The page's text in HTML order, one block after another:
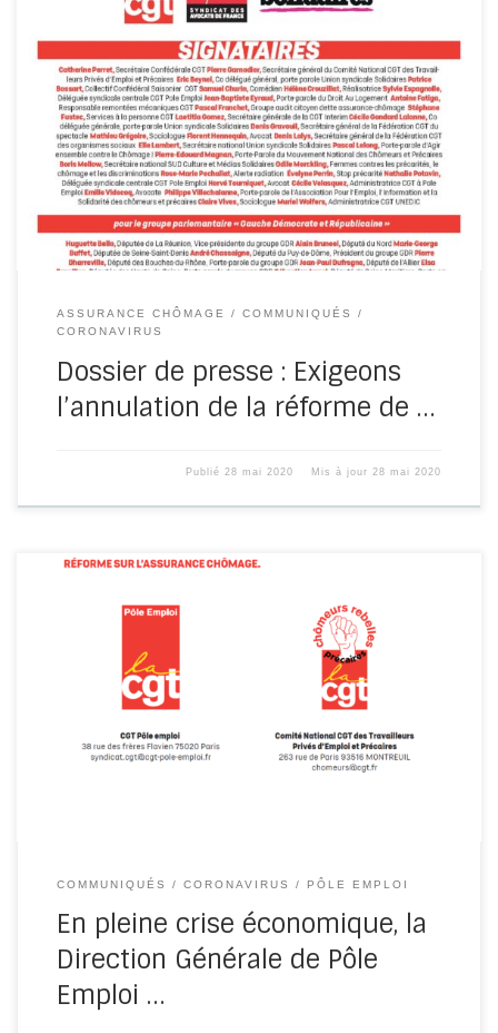
Note introductive Note CGT : Chômage et emploi depuis le
début du confinement Tribune – Assurance chômage :
l’heure est […]
ASSURANCE CHÔMAGE
COMMUNIQUÉS
CORONAVIRUS
Dossier de presse : Exigeons
l’annulation de la réforme de …
Publié28 mai 2020 Mis à jour28 mai 2020
Alors que le nombre d’inscrits à Pôle Emploi ne cesse
d’augmenter et que l’accueil sans rendez-vous n’a pas
COMMUNIQUÉS CORONAVIRUS PÔLE EMPLOI
En pleine crise économique, la
Direction Générale de Pôle
Emploi …